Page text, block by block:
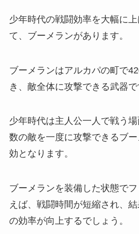
少年時代の戦闘効率を大幅に
て、ブーメランがあります。
ブーメランはアルカパの町で
き、敵全体に攻撃できる武器で
少年時代は主人公一人で戦う
数の敵を一度に攻撃できるブ
効となります。
ブーメランを装備した状態で
えば、戦闘時間が短縮され、
の効率が向上するでしょう。